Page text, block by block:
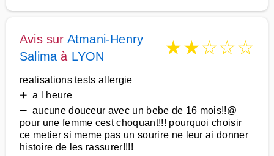
Avis sur Atmani-Henry
Salima à LYON ★★☆☆☆
realisations tests allergie
➕ a l heure
➖ aucune douceur avec un bebe de 16 mois!!@
pour une femme cest choquant!!! pourquoi choisir
ce metier si meme pas un sourire ne leur ai donner
histoire de les rassurer!!!!